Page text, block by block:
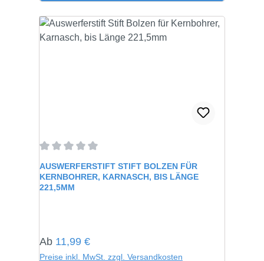
Durchschnittliche Bewertung von 0 von 5 Sternen
AUSWERFERSTIFT STIFT BOLZEN FÜR
KERNBOHRER, KARNASCH, BIS LÄNGE
221,5MM
Regulärer Preis:
Ab 11,99 €
Preise inkl. MwSt. zzgl. Versandkosten